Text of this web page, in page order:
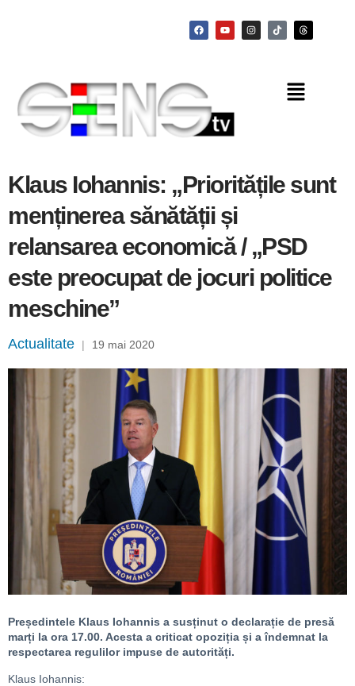
Klaus Iohannis: „Prioritățile sunt
menținerea sănătății și
relansarea economică / „PSD
este preocupat de jocuri politice
meschine”
Actualitate | 19 mai 2020
Președintele Klaus Iohannis a susținut o declarație de presă
marți la ora 17.00. Acesta a criticat opoziția și a îndemnat la
respectarea regulilor impuse de autorități.
Klaus Iohannis: